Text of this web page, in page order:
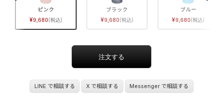
ピンク
9,680
ブラック
9,680
ブルー
9,680
LINE で相談する X で相談する Messenger で相談する